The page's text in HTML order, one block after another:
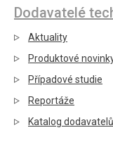
Dodavatelé
Aktuality
Produktové
Případové studie
Reportáže
Katalog dodavatelů